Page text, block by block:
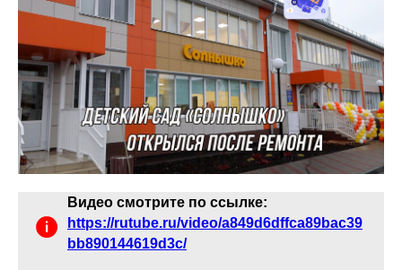
Видео смотрите по ссылке:
https://rutube.ru/video/a849d6dffca89bac39
bb890144619d3c/